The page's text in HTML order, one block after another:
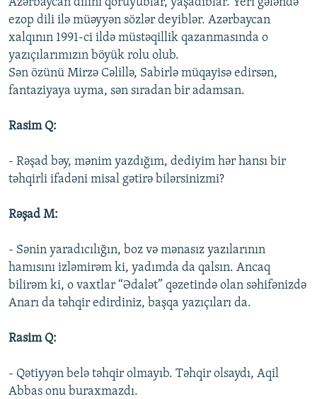
ezop dili ilə müəyyən sözlər deyiblər. Azərbaycan
xalqının 1991-ci ildə müstəqillik qazanmasında o
yazıçılarımızın böyük rolu olub.
Sən özünü Mirzə Cəlillə, Sabirlə müqayisə edirsən,
fantaziyaya uyma, sən sıradan bir adamsan.
Rasim Q:
- Rəşad bəy, mənim yazdığım, dediyim hər hansı bir
təhqirli ifadəni misal gətirə bilərsinizmi?
Rəşad M:
- Sənin yaradıcılığın, boz və mənasız yazılarının
hamısını izləmirəm ki, yadımda da qalsın. Ancaq
bilirəm ki, o vaxtlar “Ədalət” qəzetində olan səhifənizdə
Anarı da təhqir edirdiniz, başqa yazıçıları da.
Rasim Q:
- Qətiyyən belə təhqir olmayıb. Təhqir olsaydı, Aqil
Abbas onu buraxmazdı.